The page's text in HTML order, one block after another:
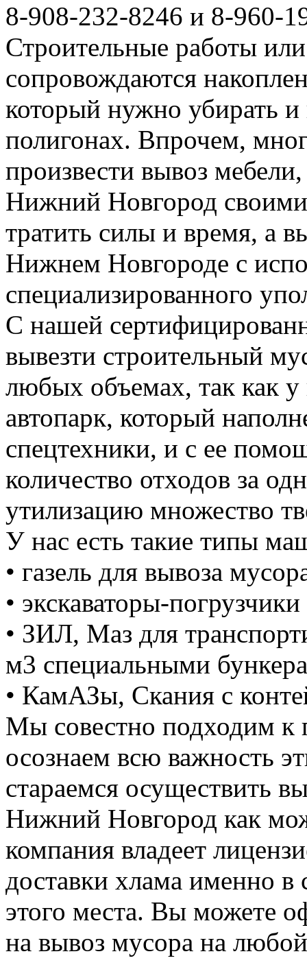
8-908-232-8246 и 8-960-
Строительные работы
сопровождаются
который нужно убирать
полигонах. Впрочем,
произвести вывоз
Нижний Новгород
тратить силы и время, а
Нижнем Новгороде с
специализированного
С нашей
вывезти строительный
любых объемах, так как
автопарк, который
спецтехники, и с ее
количество отходов за
утилизацию множество
У нас есть такие типы
• газель для вывоза
• экскаваторы-
• ЗИЛ, Маз для
м3 специальными
• КамАЗы, Скания с
Мы совестно подходим к
осознаем всю важность
стараемся осуществить
Нижний Новгород как
компания владеет
доставки хлама именно в
этого места. Вы можете
на вывоз мусора на